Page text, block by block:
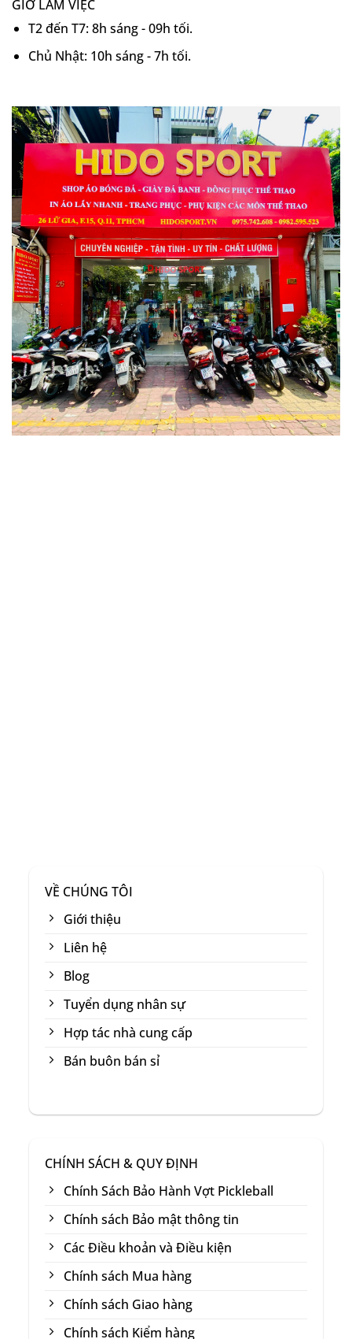
GIỜ LÀM VIỆC
T2 đến T7: 8h sáng - 09h tối.
Chủ Nhật: 10h sáng - 7h tối.
VỀ CHÚNG TÔI
Giới thiệu
Liên hệ
Blog
Tuyển dụng nhân sự
Hợp tác nhà cung cấp
Bán buôn bán sỉ
CHÍNH SÁCH & QUY ĐỊNH
Chính Sách Bảo Hành Vợt Pickleball
Chính sách Bảo mật thông tin
Các Điều khoản và Điều kiện
Chính sách Mua hàng
Chính sách Giao hàng
Chính sách Kiểm hàng